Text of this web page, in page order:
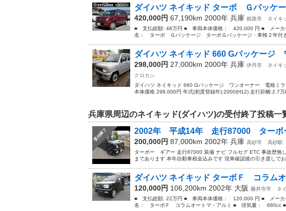
ダイハツ ネイキッド ターボ Ｇパッケ
420,000円 67,190km 2000年 兵庫 姫路市
ネイキ
■ 支払総額: 48万円 ■ 車両本体価格： 420,000 円 ■ メー
名： ターボ Ｇパッケージ ターボＧパッケージ・車検２年付き
ダイハツ ネイキッド 660 Gパッケー
298,000円 27,000km 2000年 兵庫 伊丹市
ネイキ
クロカン
ダイハツ ネイキッド 660 Gパッケージ ワンオーナー 電格ミ
本体価格 298,000円 年式(初度登録年):2000(H12) 走行距離:2.7万
兵庫県周辺のネイキッド(ダイハツ)の受付終了投稿一
受付終了 2002年 平成14年 走行87000 ターボ
200,000円 87,000km 2002年 兵庫 高砂市 高砂駅
ターボー ギアー 走行87000 装備 ナビ フルセグ ETC 事故歴
まであります 本年自動車税金込みです 現車確認後の引き渡しで
ダイハツ ネイキッド ターボＦ コラムオ
120,000円 106,200km 2002年 大阪 藤井寺市
ネ
■ 支払総額: 22万円 ■ 車両本体価格： 120,000 円 ■ メー
名： ターボＦ コラムオートマ・アルミ ■ 排気量： 660cc